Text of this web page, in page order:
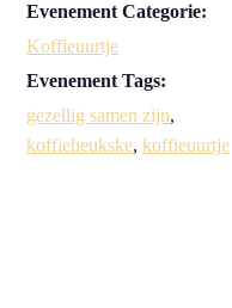
Evenement Categorie:
Koffieuurtje
Evenement Tags:
gezellig samen zijn,
koffieheukske, koffieuurtje